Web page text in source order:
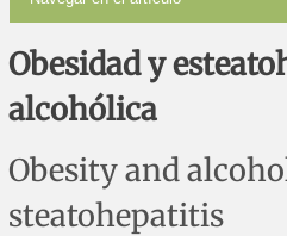
Cartas a los editores
Errata y notas de reserva
Impressum
Estudios cualitativos
Revisiones sistemáticas
Evaluaciones económicas
Análisis
Revisiones clínicas
Notas metodológicas
Comunicaciones breves
Notas históricas y reseñas
Notas técnicas
Descripción
Obesidad y
alcohólica
Obesity and
steatohepatitis